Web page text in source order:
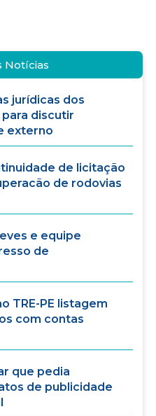
Notícias
jurídicas dos
discutir
externo
de licitação
de rodovias
e equipe
de
TRE-PE listagem
com contas
que pedia
de publicidade